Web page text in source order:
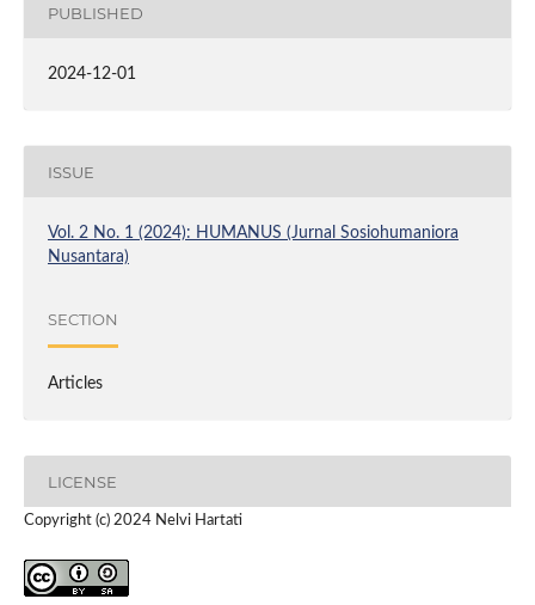
PUBLISHED
2024-12-01
ISSUE
Vol. 2 No. 1 (2024): HUMANUS (Jurnal Sosiohumaniora
Nusantara)
SECTION
Articles
LICENSE
Copyright (c) 2024 Nelvi Hartati